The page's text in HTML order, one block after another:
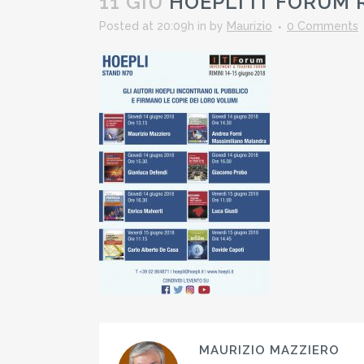
Posted at 20:09h in by Maurizio 0 Comments
MAURIZIO MAZZIERO